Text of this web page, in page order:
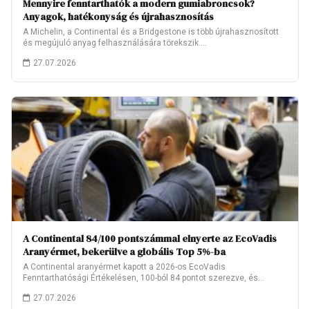
Mennyire fenntarthatók a modern gumiabroncsok?
Anyagok, hatékonyság és újrahasznosítás
A Michelin, a Continental és a Bridgestone is több újrahasznosított
és megújuló anyag felhasználására törekszik.…
27.07.2026
A Continental 84/100 pontszámmal elnyerte az EcoVadis
Aranyérmet, bekerülve a globális Top 5%-ba
A Continental aranyérmet kapott a 2026-os EcoVadis
Fenntarthatósági Értékelésen, 100-ból 84 pontot szerezve, és
27.07.2026